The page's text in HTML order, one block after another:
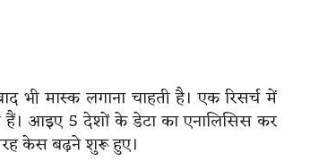
भी मास्क लगाना चाहती है। एक रिसर्च में
आइए 5 देशों के डेटा का एनालिसिस कर
केस बढ़ने शुरू हुए।